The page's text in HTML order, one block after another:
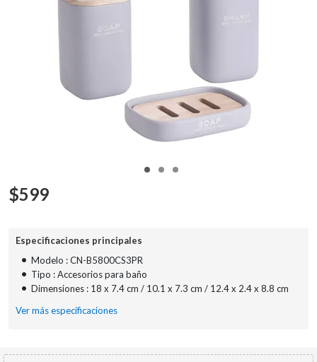
$599
Especificaciones principales
• Modelo : CN-B5800CS3PR
• Tipo : Accesorios para baño
• Dimensiones : 18 x 7.4 cm / 10.1 x 7.3 cm / 12.4 x 2.4 x 8.8 cm
Ver más especificaciones